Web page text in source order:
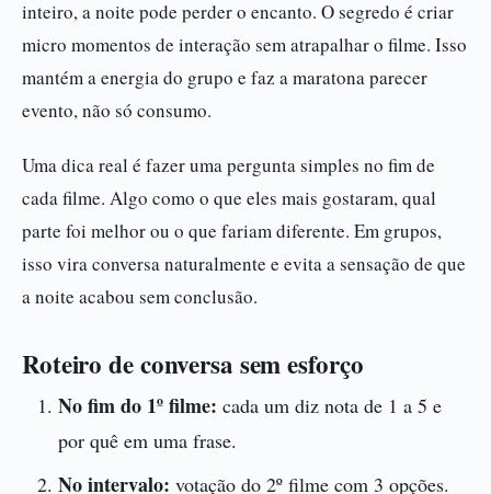
inteiro, a noite pode perder o encanto. O segredo é criar
micro momentos de interação sem atrapalhar o filme. Isso
mantém a energia do grupo e faz a maratona parecer
evento, não só consumo.
Uma dica real é fazer uma pergunta simples no fim de
cada filme. Algo como o que eles mais gostaram, qual
parte foi melhor ou o que fariam diferente. Em grupos,
isso vira conversa naturalmente e evita a sensação de que
a noite acabou sem conclusão.
Roteiro de conversa sem esforço
No fim do 1º filme: cada um diz nota de 1 a 5 e
por quê em uma frase.
No intervalo: votação do 2º filme com 3 opções.